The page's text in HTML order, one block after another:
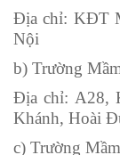
Địa chỉ: KĐT
Nội
b) Trường
Địa chỉ: A28,
Khánh, Hoài
c) Trường